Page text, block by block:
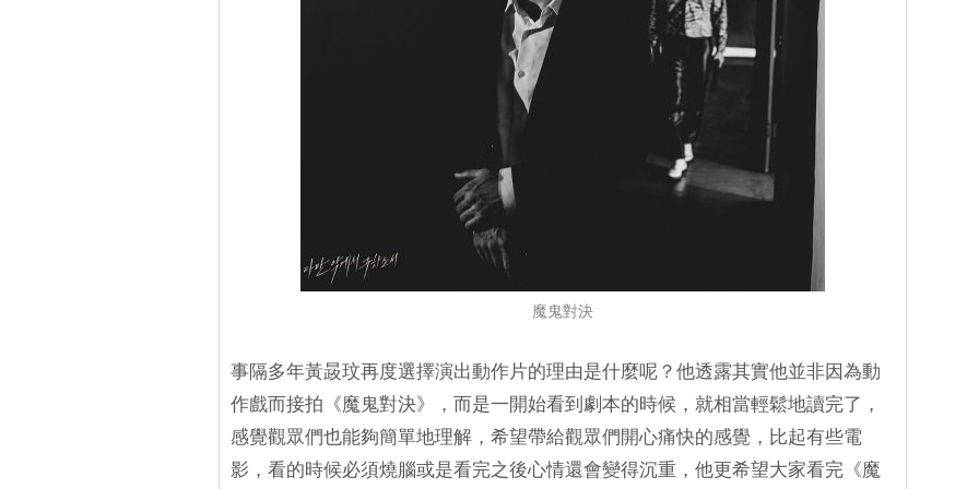
魔鬼對決
事隔多年黃晸玟再度選擇演出動作片的理由是什麼呢？他透露其實他並非因為動
作戲而接拍《魔鬼對決》，而是一開始看到劇本的時候，就相當輕鬆地讀完了，
感覺觀眾們也能夠簡單地理解，希望帶給觀眾們開心痛快的感覺，比起有些電
影，看的時候必須燒腦或是看完之後心情還會變得沉重，他更希望大家看完《魔